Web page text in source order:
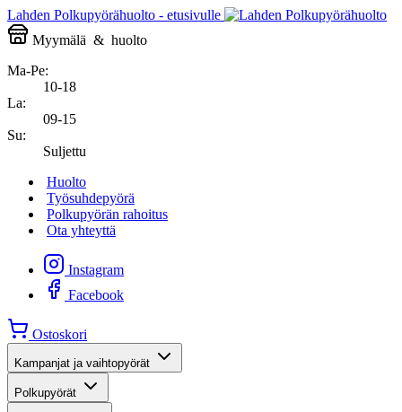
Lahden Polkupyörähuolto - etusivulle
Myymälä & huolto
Ma-Pe:
10-18
La:
09-15
Su:
Suljettu
Huolto
Työsuhdepyörä
Polkupyörän rahoitus
Ota yhteyttä
Instagram
Facebook
Ostoskori
Kampanjat ja vaihtopyörät
Polkupyörät